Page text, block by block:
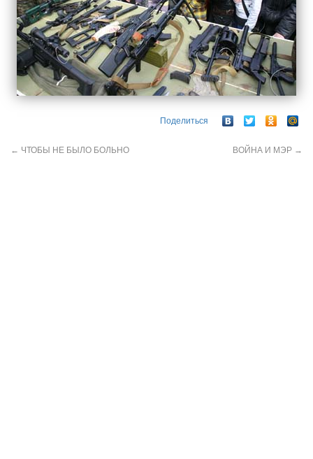
Поделиться
← ЧТОБЫ НЕ БЫЛО БОЛЬНО ВОЙНА И МЭР →